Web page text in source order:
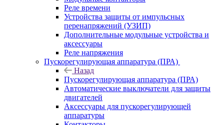
Реле времени
Устройства защиты от импульсных
перенапряжений (УЗИП)
Дополнительные модульные устройства и
аксессуары
Реле напряжения
Пускорегулирующая аппаратура (ПРА)
Назад
Пускорегулирующая аппаратура (ПРА)
Автоматические выключатели для защиты
двигателей
Аксессуары для пускорегулирующей
аппаратуры